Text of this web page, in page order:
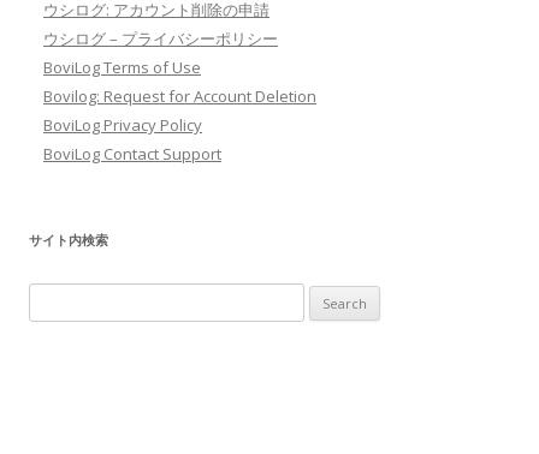
ウシログ: アカウント削除の申請
ウシログ – プライバシーポリシー
BoviLog Terms of Use
Bovilog: Request for Account Deletion
BoviLog Privacy Policy
BoviLog Contact Support
サイト内検索
for: